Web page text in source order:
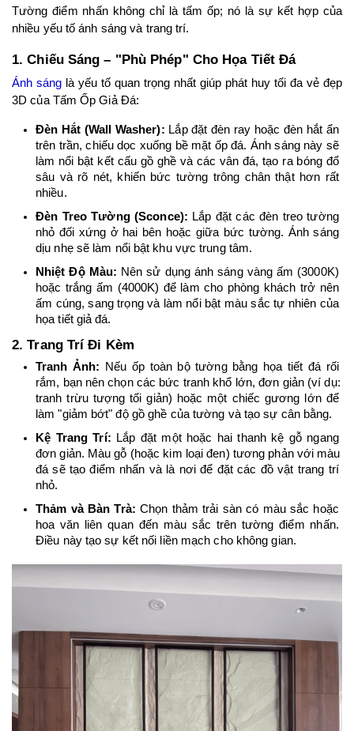
Tường điểm nhấn không chỉ là tấm ốp; nó là sự kết hợp của
nhiều yếu tố ánh sáng và trang trí.
1. Chiếu Sáng – "Phù Phép" Cho Họa Tiết Đá
Ánh sáng là yếu tố quan trọng nhất giúp phát huy tối đa vẻ đẹp
3D của Tấm Ốp Giả Đá:
Đèn Hắt (Wall Washer): Lắp đặt đèn ray hoặc đèn hắt ẩn
trên trần, chiếu dọc xuống bề mặt ốp đá. Ánh sáng này sẽ
làm nổi bật kết cấu gồ ghề và các vân đá, tạo ra bóng đổ
sâu và rõ nét, khiến bức tường trông chân thật hơn rất
nhiều.
Đèn Treo Tường (Sconce): Lắp đặt các đèn treo tường
nhỏ đối xứng ở hai bên hoặc giữa bức tường. Ánh sáng
dịu nhẹ sẽ làm nổi bật khu vực trung tâm.
Nhiệt Độ Màu: Nên sử dụng ánh sáng vàng ấm (3000K)
hoặc trắng ấm (4000K) để làm cho phòng khách trở nên
ấm cúng, sang trọng và làm nổi bật màu sắc tự nhiên của
họa tiết giả đá.
2. Trang Trí Đi Kèm
Tranh Ảnh: Nếu ốp toàn bộ tường bằng họa tiết đá rối
rắm, bạn nên chọn các bức tranh khổ lớn, đơn giản (ví dụ:
tranh trừu tượng tối giản) hoặc một chiếc gương lớn để
làm "giảm bớt" độ gồ ghề của tường và tạo sự cân bằng.
Kệ Trang Trí: Lắp đặt một hoặc hai thanh kệ gỗ ngang
đơn giản. Màu gỗ (hoặc kim loại đen) tương phản với màu
đá sẽ tạo điểm nhấn và là nơi để đặt các đồ vật trang trí
nhỏ.
Thảm và Bàn Trà: Chọn thảm trải sàn có màu sắc hoặc
hoa văn liên quan đến màu sắc trên tường điểm nhấn.
Điều này tạo sự kết nối liền mạch cho không gian.